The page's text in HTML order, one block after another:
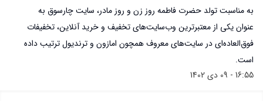
به مناسبت تولد حضرت فاطمه روز زن و روز مادر، سایت چارسوق به
عنوان یکی از معتبرترین وب‌سایت‌های تخفیف و خرید آنلاین، تخفیفات
فوق‌العاده‌ای در سایت‌های معروف همچون امازون و ترندیول ترتیب داده
است.
16:55 - 09 دی 1402